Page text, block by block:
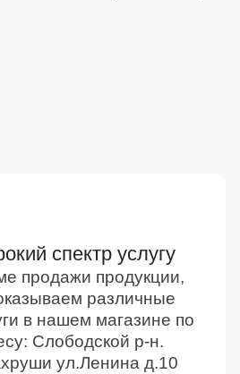
спектр услугу
продажи продукции,
различные
в нашем магазине по
Слободской р-н.
ул.Ленина д.10